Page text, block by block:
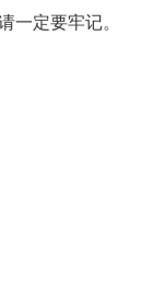
一定要牢记。